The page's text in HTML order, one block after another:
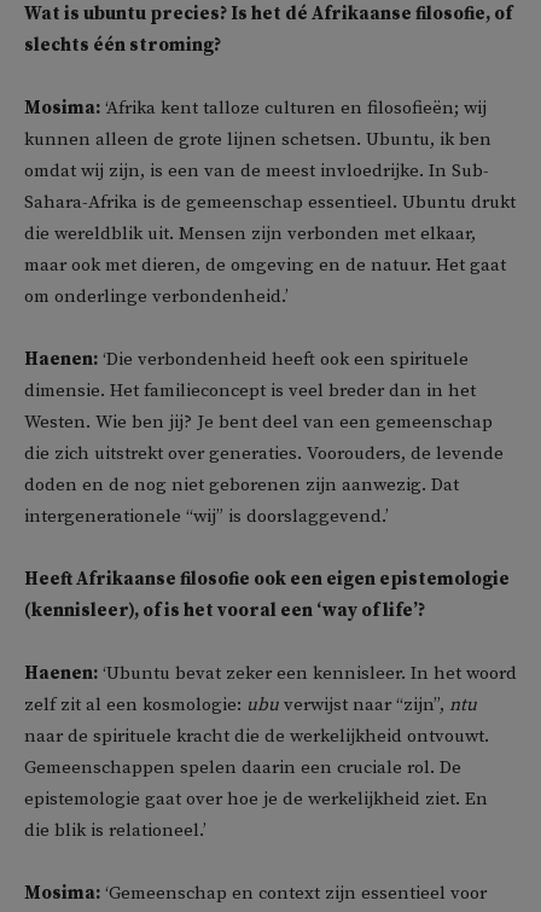
Wat is ubuntu precies? Is het dé Afrikaanse filosofie, of
slechts één stroming?
Mosima: ‘Afrika kent talloze culturen en filosofieën; wij
kunnen alleen de grote lijnen schetsen. Ubuntu, ik ben
omdat wij zijn, is een van de meest invloedrijke. In Sub-
Sahara-Afrika is de gemeenschap essentieel. Ubuntu drukt
die wereldblik uit. Mensen zijn verbonden met elkaar,
maar ook met dieren, de omgeving en de natuur. Het gaat
om onderlinge verbondenheid.’
Haenen: ‘Die verbondenheid heeft ook een spirituele
dimensie. Het familieconcept is veel breder dan in het
Westen. Wie ben jij? Je bent deel van een gemeenschap
die zich uitstrekt over generaties. Voorouders, de levende
doden en de nog niet geborenen zijn aanwezig. Dat
intergenerationele “wij” is doorslaggevend.’
Heeft Afrikaanse filosofie ook een eigen epistemologie
(kennisleer), of is het vooral een ‘way of life’?
Haenen: ‘Ubuntu bevat zeker een kennisleer. In het woord
zelf zit al een kosmologie: ubu verwijst naar “zijn”, ntu
naar de spirituele kracht die de werkelijkheid ontvouwt.
Gemeenschappen spelen daarin een cruciale rol. De
epistemologie gaat over hoe je de werkelijkheid ziet. En
die blik is relationeel.’
Mosima: ‘Gemeenschap en context zijn essentieel voor